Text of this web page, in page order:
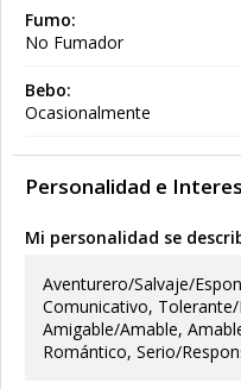
Fumo:
No Fumador
Bebo:
Ocasionalmente
Personalidad e
Mi personalidad se
Aventurero/Salvaje/
Comunicativo,
Amigable/Amable,
Romántico, Serio/